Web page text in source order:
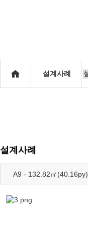
설계사례
설계사례
A9 - 132.82㎡(40.16py)